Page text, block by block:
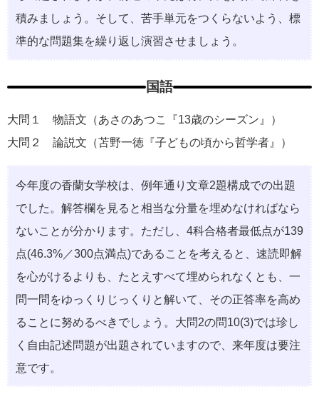
積みましょう。そして、苦手単元をつくらないよう、標
準的な問題集を繰り返し演習させましょう。
国語
大問１ 物語文（あさのあつこ『13歳のシーズン』）
大問２ 論説文（苫野一徳『子どもの頃から哲学者』）
今年度の香蘭女学校は、例年通り文章2題構成での出題
でした。解答欄を見ると相当な分量を埋めなければなら
ないことが分かります。ただし、4科合格者最低点が139
点(46.3%／300点満点)であることを考えると、速読即解
を心がけるよりも、たとえすべて埋められなくとも、一
問一問をゆっくりじっくりと解いて、その正答率を高め
ることに努めるべきでしょう。大問2の問10(3)では珍し
く自由記述問題が出題されていますので、来年度は要注
意です。